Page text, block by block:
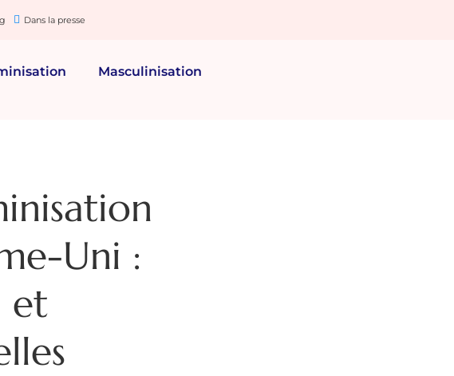
Dans la presse
Masculinisation
Uni :
et